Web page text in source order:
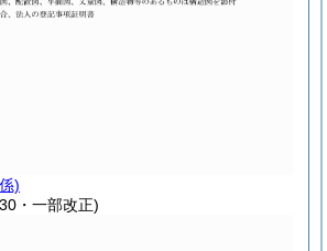
)
・一部改正)